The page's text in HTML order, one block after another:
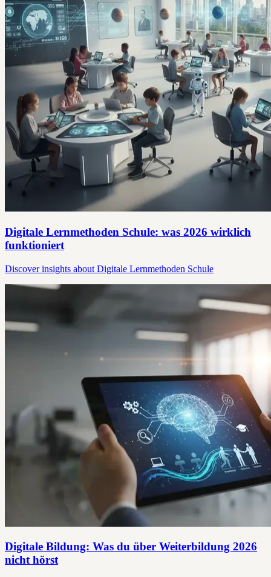
Digitale Lernmethoden Schule: was 2026 wirklich
funktioniert
Discover insights about Digitale Lernmethoden Schule
Digitale Bildung: Was du über Weiterbildung 2026
nicht hörst